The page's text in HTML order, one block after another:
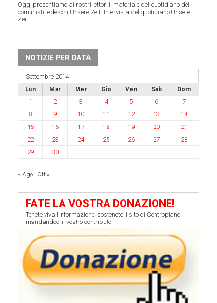
Oggi presentiamo ai nostri lettori il materiale del quotidiano dei
comunisti tedeschi Unsere Zeit. Intervista del quotidiano Unsere
Zeit...
NOTIZIE PER DATA
Settembre 2014
Lun Mar Mer Gio Ven Sab Dom
1 2 3 4 5 6
7
8
9 10 11 12 13
14
15
16 17 18 19 20
21
22
23 24 25 26 27
28
29
30
« Ago Ott »
FATE LA VOSTRA DONAZIONE!
Tenete viva l’informazione: sostenete il sito di Contropiano
mandandoci il vostro contributo!